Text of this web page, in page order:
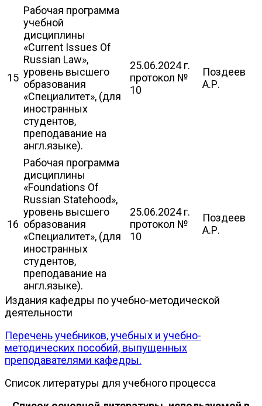
15
Рабочая программа
учебной
дисциплины
«Current Issues Of
Russian Law»,
уровень высшего
образования
«Специалитет», (для
иностранных
студентов,
преподавание на
англ.языке).
25.06.2024 г.
протокол №
10
Поздеев
А.Р.
16
Рабочая программа
дисциплины
«Foundations Of
Russian Statehood»,
уровень высшего
образования
«Специалитет», (для
иностранных
студентов,
преподавание на
англ.языке).
25.06.2024 г.
протокол №
10
Поздеев
А.Р.
Издания кафедры по учебно-методической
деятельности
Перечень учебников, учебных и учебно-
методических пособий, выпущенных
преподавателями кафедры.
Список литературы для учебного процесса